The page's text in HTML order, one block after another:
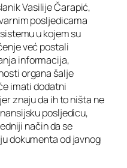
Vasilije Čarapić,
posljedicama
u kojem su
već postali
informacija,
organa šalje
imati dodatni
znaju da ih to ništa ne
posljedicu,
način da se
dokumenta od javnog